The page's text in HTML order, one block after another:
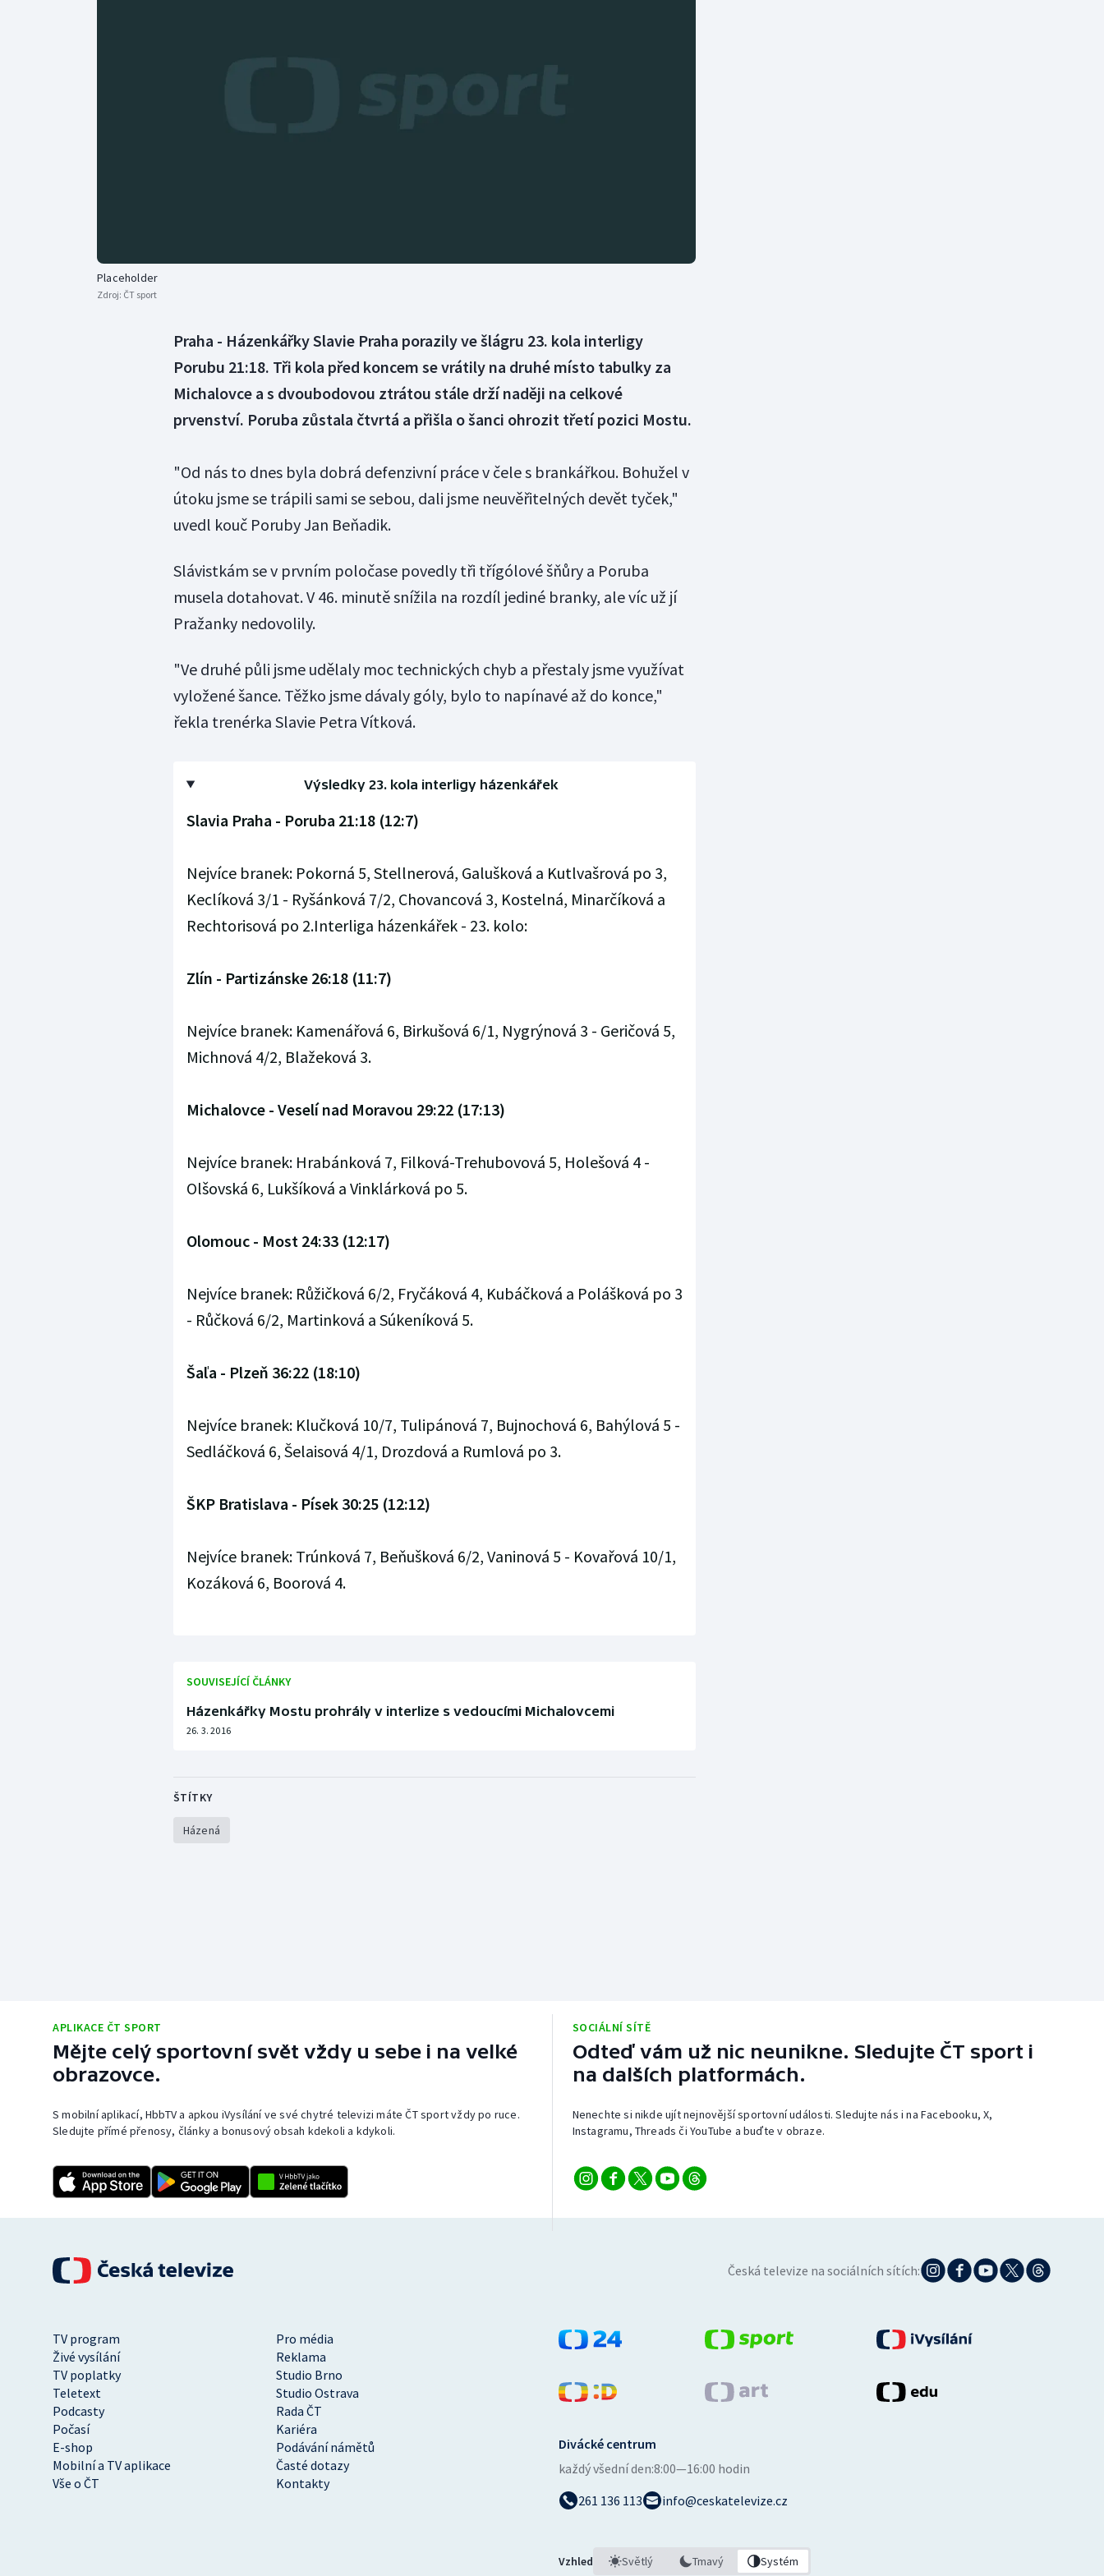
Placeholder
Zdroj: ČT sport
Praha - Házenkářky Slavie Praha porazily ve šlágru 23. kola interligy
Porubu 21:18. Tři kola před koncem se vrátily na druhé místo tabulky za
Michalovce a s dvoubodovou ztrátou stále drží naději na celkové
prvenství. Poruba zůstala čtvrtá a přišla o šanci ohrozit třetí pozici Mostu.
"Od nás to dnes byla dobrá defenzivní práce v čele s brankářkou. Bohužel v
útoku jsme se trápili sami se sebou, dali jsme neuvěřitelných devět tyček,"
uvedl kouč Poruby Jan Beňadik.
Slávistkám se v prvním poločase povedly tři třígólové šňůry a Poruba
musela dotahovat. V 46. minutě snížila na rozdíl jediné branky, ale víc už jí
Pražanky nedovolily.
"Ve druhé půli jsme udělaly moc technických chyb a přestaly jsme využívat
vyložené šance. Těžko jsme dávaly góly, bylo to napínavé až do konce,"
řekla trenérka Slavie Petra Vítková.
Výsledky 23. kola interligy házenkářek
Slavia Praha - Poruba 21:18 (12:7)
Nejvíce branek: Pokorná 5, Stellnerová, Galušková a Kutlvašrová po 3,
Keclíková 3/1 - Ryšánková 7/2, Chovancová 3, Kostelná, Minarčíková a
Rechtorisová po 2.Interliga házenkářek - 23. kolo:
Zlín - Partizánske 26:18 (11:7)
Nejvíce branek: Kamenářová 6, Birkušová 6/1, Nygrýnová 3 - Geričová 5,
Michnová 4/2, Blažeková 3.
Michalovce - Veselí nad Moravou 29:22 (17:13)
Nejvíce branek: Hrabánková 7, Filková-Trehubovová 5, Holešová 4 -
Olšovská 6, Lukšíková a Vinklárková po 5.
Olomouc - Most 24:33 (12:17)
Nejvíce branek: Růžičková 6/2, Fryčáková 4, Kubáčková a Polášková po 3
- Růčková 6/2, Martinková a Súkeníková 5.
Šaľa - Plzeň 36:22 (18:10)
Nejvíce branek: Klučková 10/7, Tulipánová 7, Bujnochová 6, Bahýlová 5 -
Sedláčková 6, Šelaisová 4/1, Drozdová a Rumlová po 3.
ŠKP Bratislava - Písek 30:25 (12:12)
Nejvíce branek: Trúnková 7, Beňušková 6/2, Vaninová 5 - Kovařová 10/1,
Kozáková 6, Boorová 4.
SOUVISEJÍCÍ ČLÁNKY
Házenkářky Mostu prohrály v interlize s vedoucími Michalovcemi
26. 3. 2016
ŠTÍTKY
Házená
APLIKACE ČT SPORT
Mějte celý sportovní svět vždy u sebe i na velké
obrazovce.
S mobilní aplikací, HbbTV a apkou iVysílání ve své chytré televizi máte ČT sport vždy po ruce.
Sledujte přímé přenosy, články a bonusový obsah kdekoli a kdykoli.
SOCIÁLNÍ SÍTĚ
Odteď vám už nic neunikne. Sledujte ČT sport i
na dalších platformách.
Nenechte si nikde ujít nejnovější sportovní události. Sledujte nás i na Facebooku, X,
Instagramu, Threads či YouTube a buďte v obraze.
Česká televize na sociálních sítích:
TV program
Pro média
Živé vysílání
Reklama
TV poplatky
Studio Brno
Teletext
Studio Ostrava
Podcasty
Rada ČT
Počasí
Kariéra
E-shop
Podávání námětů
Mobilní a TV aplikace
Časté dotazy
Vše o ČT
Kontakty
Divácké centrum
každý všední den:8:00—16:00 hodin
261 136 113
info@ceskatelevize.cz
Vzhled Světlý Tmavý Systém